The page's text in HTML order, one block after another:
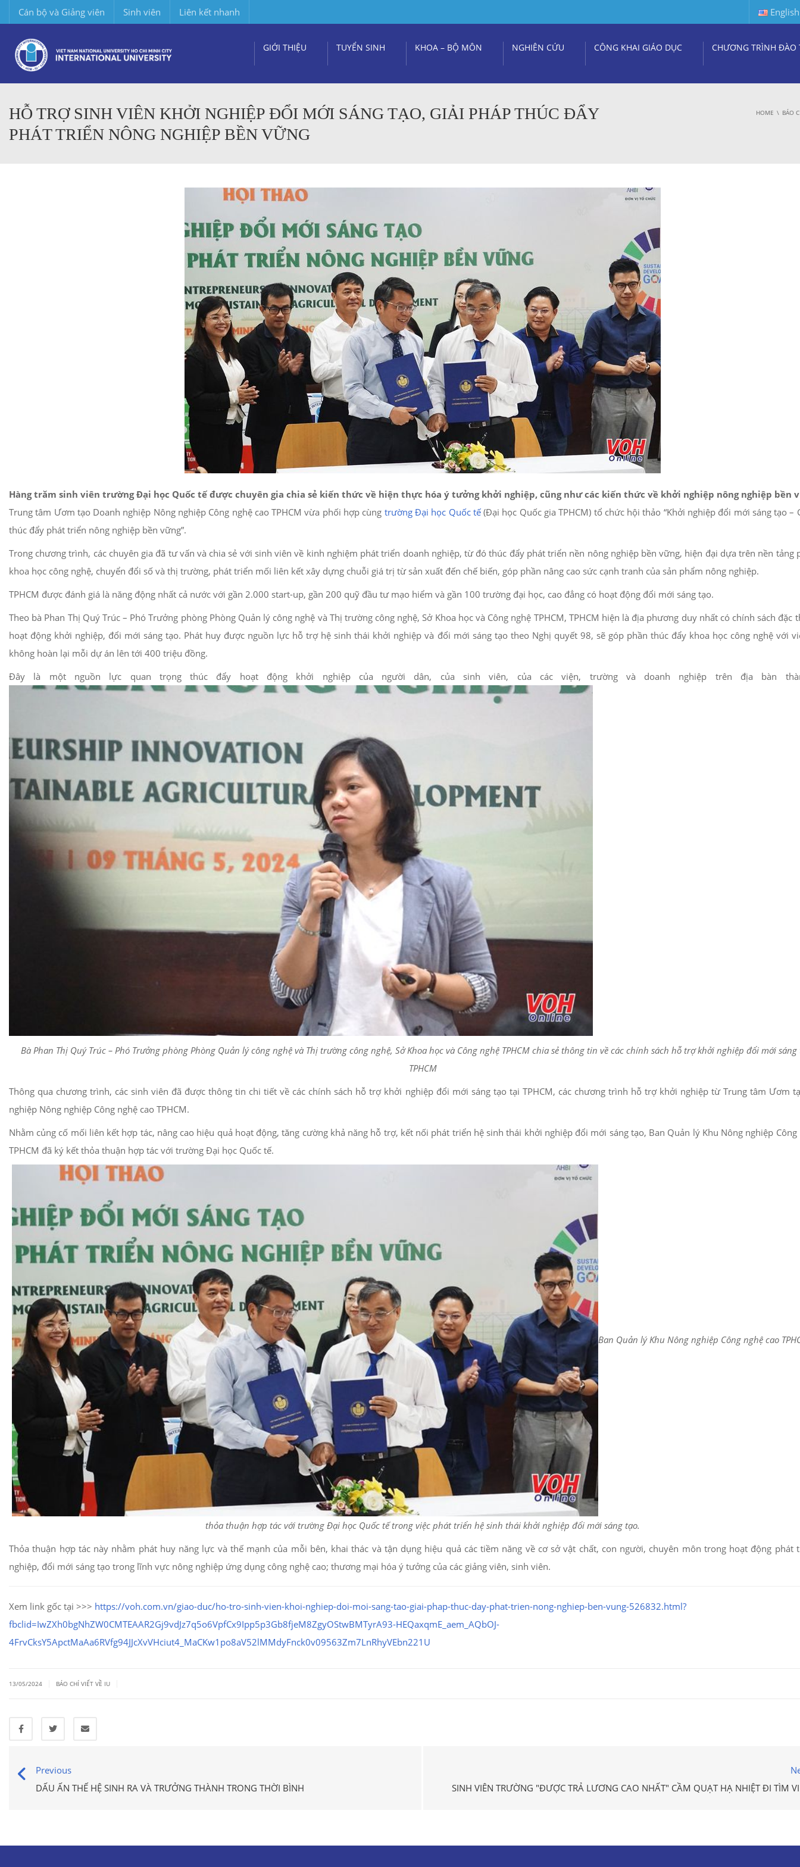
Cán bộ và Giảng viên Sinh viên Liên kết nhanh English
GIỚI THIỆU TUYỂN SINH KHOA – BỘ MÔN NGHIÊN CỨU CÔNG KHAI GIÁO DỤC CHƯƠNG TRÌNH ĐÀO
HỖ TRỢ SINH VIÊN KHỞI NGHIỆP ĐỔI MỚI SÁNG TẠO, GIẢI PHÁP THÚC ĐẨY
PHÁT TRIỂN NÔNG NGHIỆP BỀN VỮNG
HOME BÁO
Hàng trăm sinh viên trường Đại học Quốc tế được chuyên gia chia sẻ kiến thức về hiện thực hóa ý tưởng khởi nghiệp, cũng như các kiến thức về khởi nghiệp nông nghiệp bền
Trung tâm Ươm tạo Doanh nghiệp Nông nghiệp Công nghệ cao TPHCM vừa phối hợp cùng trường Đại học Quốc tế(Đại học Quốc gia TPHCM) tổ chức hội thảo “Khởi nghiệp đổi mới sáng tạo –
thúc đẩy phát triển nông nghiệp bền vững”.
Trong chương trình, các chuyên gia đã tư vấn và chia sẻ với sinh viên về kinh nghiệm phát triển doanh nghiệp, từ đó thúc đẩy phát triển nền nông nghiệp bền vững, hiện đại dựa trên nền tảng
khoa học công nghệ, chuyển đổi số và thị trường, phát triển mối liên kết xây dựng chuỗi giá trị từ sản xuất đến chế biến, góp phần nâng cao sức cạnh tranh của sản phẩm nông nghiệp.
TPHCM được đánh giá là năng động nhất cả nước với gần 2.000 start-up, gần 200 quỹ đầu tư mạo hiểm và gần 100 trường đại học, cao đẳng có hoạt động đổi mới sáng tạo.
Theo bà Phan Thị Quý Trúc – Phó Trưởng phòng Phòng Quản lý công nghệ và Thị trường công nghệ, Sở Khoa học và Công nghệ TPHCM, TPHCM hiện là địa phương duy nhất có chính sách đặc
hoạt động khởi nghiệp, đổi mới sáng tạo. Phát huy được nguồn lực hỗ trợ hệ sinh thái khởi nghiệp và đổi mới sáng tạo theo Nghị quyết 98, sẽ góp phần thúc đẩy khoa học công nghệ với
không hoàn lại mỗi dự án lên tới 400 triệu đồng.
Đây là một nguồn lực quan trọng thúc đẩy hoạt động khởi nghiệp của người dân, của sinh viên, của các viện, trường và doanh nghiệp trên địa bàn
Bà Phan Thị Quý Trúc – Phó Trưởng phòng Phòng Quản lý công nghệ và Thị trường công nghệ, Sở Khoa học và Công nghệ TPHCM chia sẻ thông tin về các chính sách hỗ trợ khởi nghiệp đổi mới
TPHCM
Thông qua chương trình, các sinh viên đã được thông tin chi tiết về các chính sách hỗ trợ khởi nghiệp đổi mới sáng tạo tại TPHCM, các chương trình hỗ trợ khởi nghiệp từ Trung tâm Ươm
nghiệp Nông nghiệp Công nghệ cao TPHCM.
Nhằm củng cố mối liên kết hợp tác, nâng cao hiệu quả hoạt động, tăng cường khả năng hỗ trợ, kết nối phát triển hệ sinh thái khởi nghiệp đổi mới sáng tạo, Ban Quản lý Khu Nông nghiệp Công
TPHCM đã ký kết thỏa thuận hợp tác với trường Đại học Quốc tế.
Ban Quản lý Khu Nông nghiệp Công nghệ cao
thỏa thuận hợp tác với trường Đại học Quốc tế trong việc phát triển hệ sinh thái khởi nghiệp đổi mới sáng tạo.
Thỏa thuận hợp tác này nhằm phát huy năng lực và thế mạnh của mỗi bên, khai thác và tận dụng hiệu quả các tiềm năng về cơ sở vật chất, con người, chuyên môn trong hoạt động phát
nghiệp, đổi mới sáng tạo trong lĩnh vực nông nghiệp ứng dụng công nghệ cao; thương mại hóa ý tưởng của các giảng viên, sinh viên.
Xem link gốc tại >>> https://voh.com.vn/giao-duc/ho-tro-sinh-vien-khoi-nghiep-doi-moi-sang-tao-giai-phap-thuc-day-phat-trien-nong-nghiep-ben-vung-526832.html?
fbclid=IwZXh0bgNhZW0CMTEAAR2Gj9vdJz7q5o6VpfCx9Ipp5p3Gb8fjeM8ZgyOStwBMTyrA93-HEQaxqmE_aem_AQbOJ-
4FrvCksY5ApctMaAa6RVfg94JJcXvVHciut4_MaCKw1po8aV52lMMdyFnck0v09563Zm7LnRhyVEbn221U
13/05/2024 BÁO CHÍ VIẾT VỀ IU
Previous
DẤU ẤN THẾ HỆ SINH RA VÀ TRƯỞNG THÀNH TRONG THỜI BÌNH
SINH VIÊN TRƯỜNG "ĐƯỢC TRẢ LƯƠNG CAO NHẤT" CẦM QUẠT HẠ NHIỆT ĐI TÌM